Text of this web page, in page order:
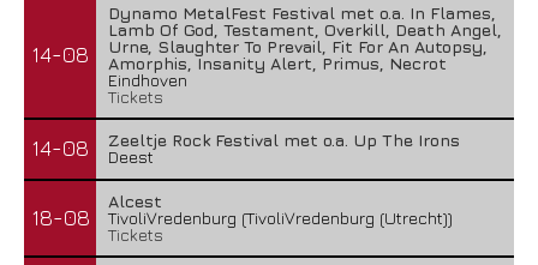
14-08
Dynamo MetalFest Festival met o.a. In Flames,
Lamb Of God, Testament, Overkill, Death Angel,
Urne, Slaughter To Prevail, Fit For An Autopsy,
Amorphis, Insanity Alert, Primus, Necrot
Eindhoven
Tickets
14-08
Zeeltje Rock Festival met o.a. Up The Irons
Deest
18-08
Alcest
TivoliVredenburg (TivoliVredenburg (Utrecht))
Tickets